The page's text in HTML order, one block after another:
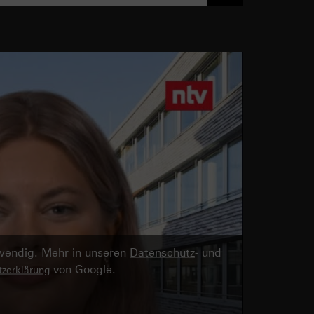
Mehr in unseren Datenschutz- und
von Google.